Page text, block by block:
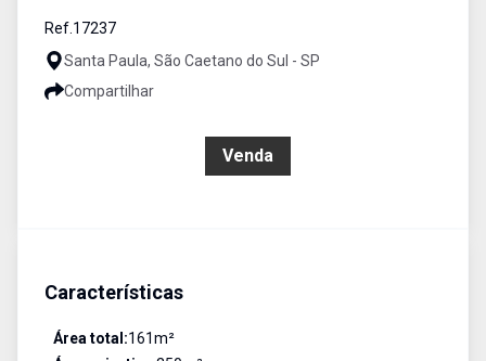
Ref.17237
Santa Paula, São Caetano do Sul - SP
Compartilhar
Venda
Características
Área total:161m²